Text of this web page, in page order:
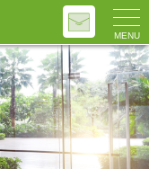
MENU